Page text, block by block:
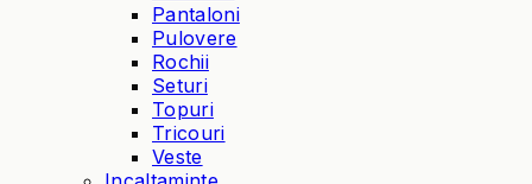
Pantaloni
Pulovere
Rochii
Seturi
Topuri
Tricouri
Veste